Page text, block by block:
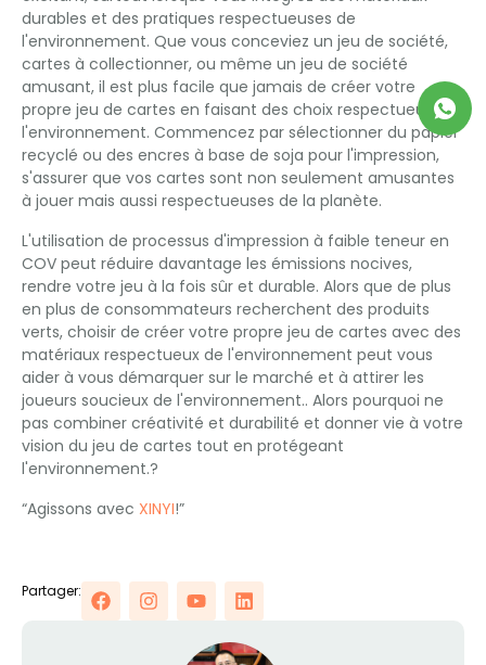
durables et des pratiques respectueuses de
l'environnement. Que vous conceviez un jeu de société,
cartes à collectionner, ou même un jeu de société
amusant, il est plus facile que jamais de créer votre
propre jeu de cartes en faisant des choix respectueux de
l'environnement. Commencez par sélectionner du papier
recyclé ou des encres à base de soja pour l'impression,
s'assurer que vos cartes sont non seulement amusantes
à jouer mais aussi respectueuses de la planète.
L'utilisation de processus d'impression à faible teneur en
COV peut réduire davantage les émissions nocives,
rendre votre jeu à la fois sûr et durable. Alors que de plus
en plus de consommateurs recherchent des produits
verts, choisir de créer votre propre jeu de cartes avec des
matériaux respectueux de l'environnement peut vous
aider à vous démarquer sur le marché et à attirer les
joueurs soucieux de l'environnement.. Alors pourquoi ne
pas combiner créativité et durabilité et donner vie à votre
vision du jeu de cartes tout en protégeant
l'environnement.?
“Agissons avec XINYI!”
Partager: